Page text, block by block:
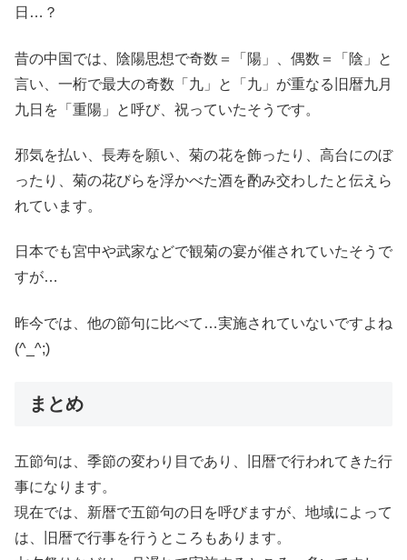
日…？
昔の中国では、陰陽思想で奇数＝「陽」、偶数＝「陰」と
言い、一桁で最大の奇数「九」と「九」が重なる旧暦九月
九日を「重陽」と呼び、祝っていたそうです。
邪気を払い、長寿を願い、菊の花を飾ったり、高台にのぼ
ったり、菊の花びらを浮かべた酒を酌み交わしたと伝えら
れています。
日本でも宮中や武家などで観菊の宴が催されていたそうで
すが…
昨今では、他の節句に比べて…実施されていないですよね
(^_^;)
まとめ
五節句は、季節の変わり目であり、旧暦で行われてきた行
事になります。
現在では、新暦で五節句の日を呼びますが、地域によって
は、旧暦で行事を行うところもあります。